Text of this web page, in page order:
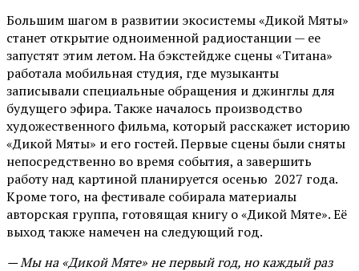
Большим шагом в развитии экосистемы «Дикой Мяты»
станет открытие одноименной радиостанции — ее
запустят этим летом. На бэкстейдже сцены «Титана»
работала мобильная студия, где музыканты
записывали специальные обращения и джинглы для
будущего эфира. Также началось производство
художественного фильма, который расскажет историю
«Дикой Мяты» и его гостей. Первые сцены были сняты
непосредственно во время события, а завершить
работу над картиной планируется осенью 2027 года.
Кроме того, на фестивале собирала материалы
авторская группа, готовящая книгу о «Дикой Мяте». Её
выход также намечен на следующий год.
— Мы на «Дикой Мяте» не первый год, но каждый раз